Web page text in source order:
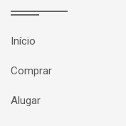
Início
Comprar
Alugar